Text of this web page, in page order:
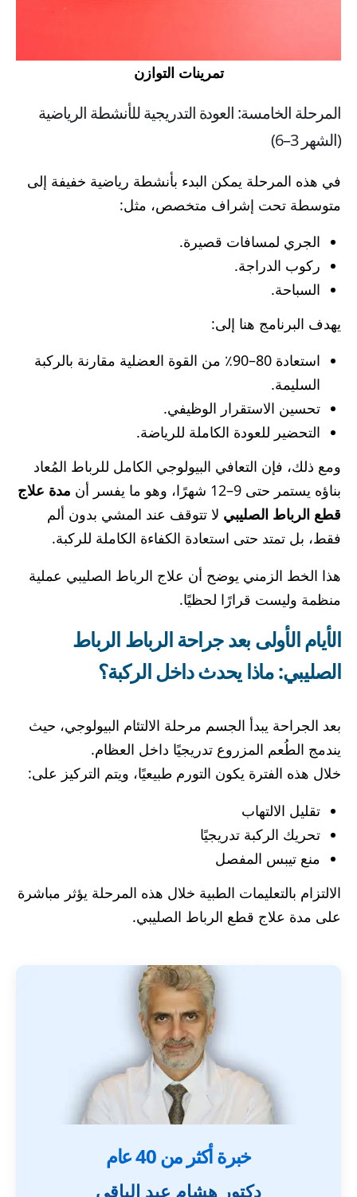
تمرينات التوازن
المرحلة الخامسة: العودة التدريجية للأنشطة الرياضية
(الشهر 3–6)
في هذه المرحلة يمكن البدء بأنشطة رياضية خفيفة إلى
متوسطة تحت إشراف متخصص، مثل:
الجري لمسافات قصيرة.
ركوب الدراجة.
السباحة.
يهدف البرنامج هنا إلى:
استعادة 80–90٪ من القوة العضلية مقارنة بالركبة
السليمة.
تحسين الاستقرار الوظيفي.
التحضير للعودة الكاملة للرياضة.
ومع ذلك، فإن التعافي البيولوجي الكامل للرباط المُعاد
بناؤه يستمر حتى 9–12 شهرًا، وهو ما يفسر أن
مدة علاج
قطع الرباط الصليبي لا تتوقف عند المشي بدون ألم
فقط، بل تمتد حتى استعادة الكفاءة الكاملة للركبة.
هذا الخط الزمني يوضح أن علاج الرباط الصليبي عملية
منظمة وليست قرارًا لحظيًا.
الأيام الأولى بعد جراحة الرباط الرباط
الصليبي: ماذا يحدث داخل الركبة؟
بعد الجراحة يبدأ الجسم مرحلة الالتئام البيولوجي، حيث
يندمج الطُعم المزروع تدريجيًا داخل العظام.
خلال هذه الفترة يكون التورم طبيعيًا، ويتم التركيز على:
تقليل الالتهاب
تحريك الركبة تدريجيًا
منع تيبس المفصل
الالتزام بالتعليمات الطبية خلال هذه المرحلة يؤثر مباشرة
على مدة علاج قطع الرباط الصليبي.
خبرة أكثر من 40 عام
دكتور هشام عبد الباقي